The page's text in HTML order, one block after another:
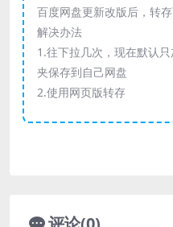
百度网盘更新改版后，转
解决办法
1.往下拉几次，现在默认
夹保存到自己网盘
2.使用网页版转存